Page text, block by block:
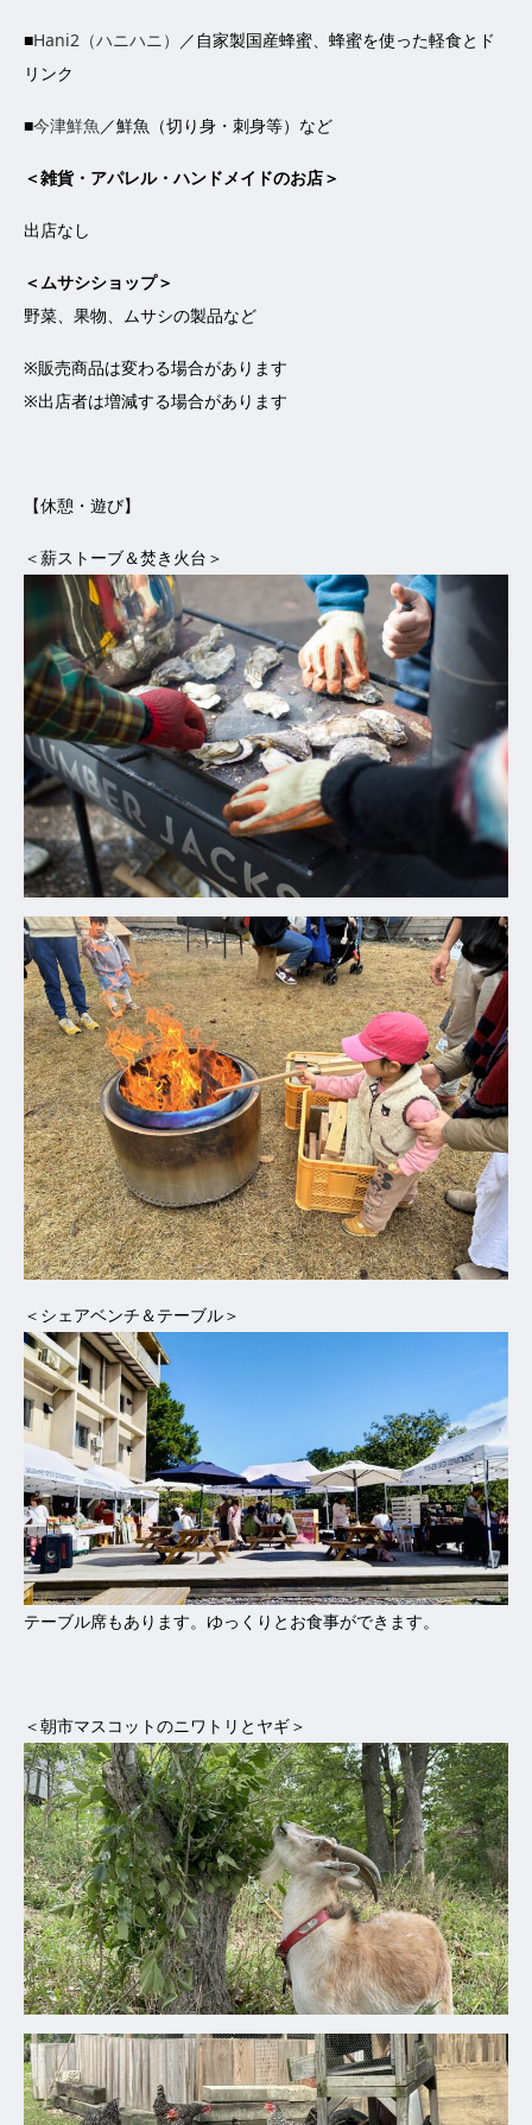
■Hani2（ハニハニ）
／自家製国産蜂蜜、蜂蜜を使った軽食とド
リンク
■今津鮮魚 ／鮮魚（切り身・刺身等）など
＜雑貨・アパレル・ハンドメイドのお店＞
出店なし
＜ムサシショップ＞
野菜、果物、ムサシの製品など
※販売商品は変わる場合があります
※出店者は増減する場合があります
【休憩・遊び】
＜薪ストーブ＆焚き火台＞
＜シェアベンチ＆テーブル＞
テーブル席もあります。ゆっくりとお食事ができます。
＜朝市マスコットのニワトリとヤギ＞